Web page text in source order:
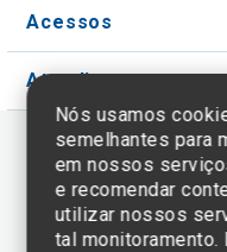
Acessos
Atendimento
Nós usamos
semelhantes para
em nossos
e recomendar
utilizar nossos
tal monitoramento.